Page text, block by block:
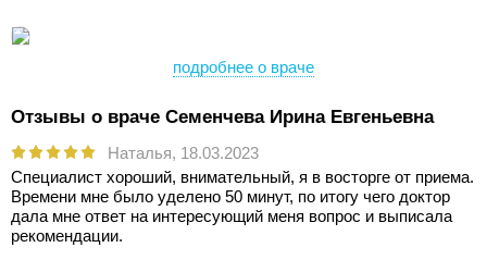
подробнее о враче
Отзывы о враче Семенчева Ирина Евгеньевна
Наталья, 18.03.2023
Специалист хороший, внимательный, я в восторге от приема.
Времени мне было уделено 50 минут, по итогу чего доктор
дала мне ответ на интересующий меня вопрос и выписала
рекомендации.